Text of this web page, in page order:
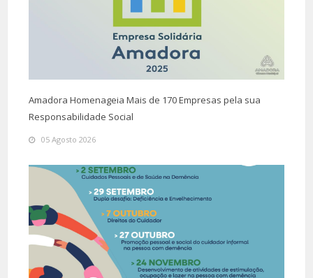
Amadora Homenageia Mais de 170 Empresas pela sua
Responsabilidade Social
05 Agosto 2026